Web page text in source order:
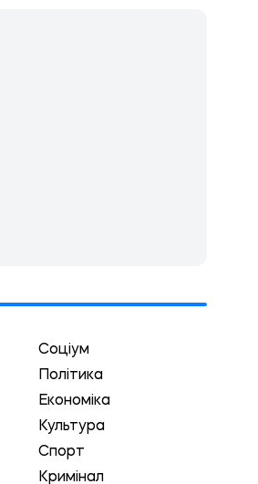
Соціум
Політика
Економіка
Культура
Спорт
Кримінал